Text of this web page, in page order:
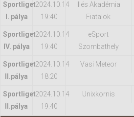
Sportliget
I. pálya
2024.10.14
19:40
Illés Akadémia
Fiatalok
Sportliget
IV. pálya
2024.10.14
19:40
eSport
Szombathely
Sportliget
II.pálya
2024.10.14
18:20
Vasi Meteor
Sportliget
II.pálya
2024.10.14
19:40
Unixkornis